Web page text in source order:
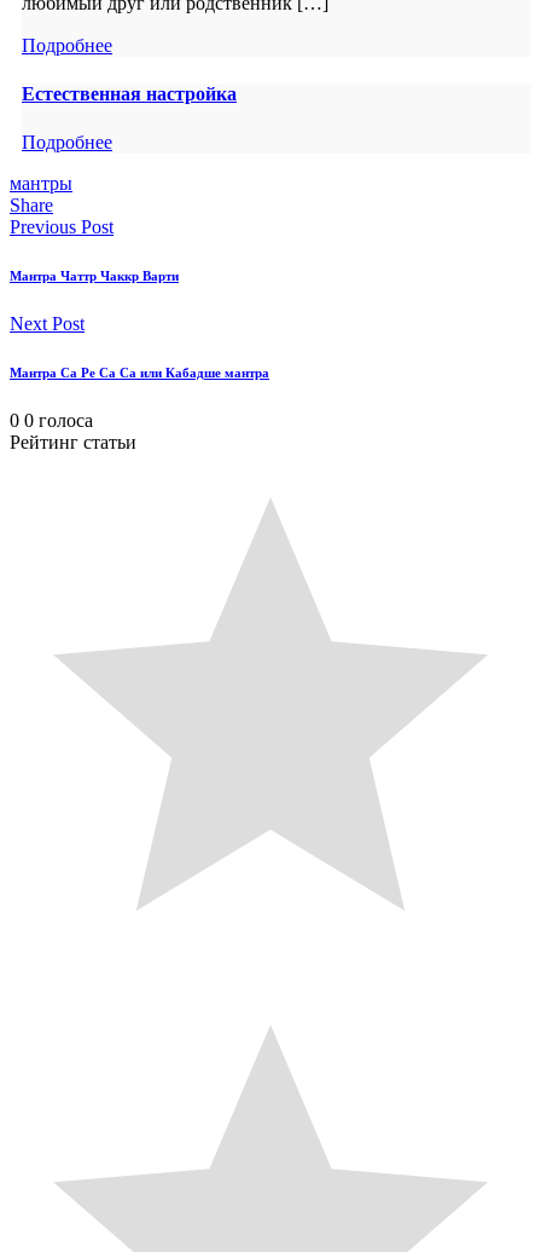
Подробнее
Естественная настройка
Подробнее
мантры
Share
Previous Post
Мантра Чаттр Чаккр Варти
Next Post
Мантра Са Ре Са Са или Кабадше мантра
0 0 голоса
Рейтинг статьи